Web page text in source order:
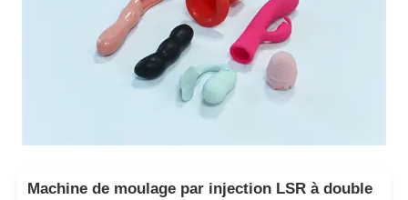
Machine de moulage par injection LSR à double